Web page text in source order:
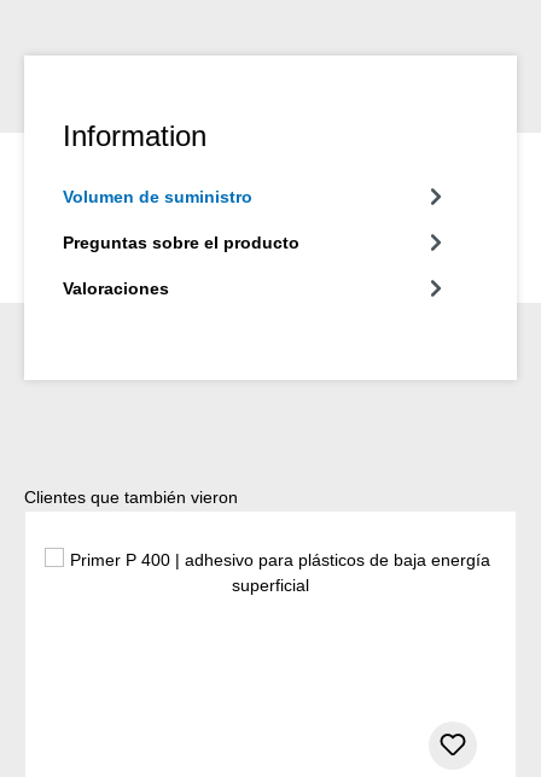
Information
Volumen de suministro
Preguntas sobre el producto
Valoraciones
Omitir la galería de productos
Clientes que también vieron